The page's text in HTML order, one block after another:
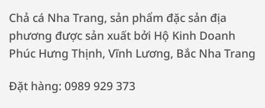
Chả cá Nha Trang, sản phẩm đặc sản địa
phương được sản xuất bởi Hộ Kinh Doanh
Phúc Hưng Thịnh, Vĩnh Lương, Bắc Nha Trang
Đặt hàng: 0989 929 373